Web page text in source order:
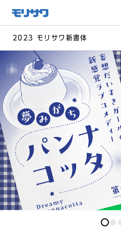
メ
ニュー
飛ばし
へ移動
2023 モリサワ新書体
0 0